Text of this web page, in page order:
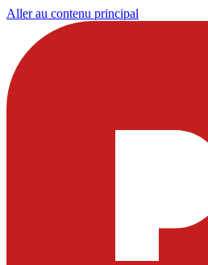
Aller au contenu principal